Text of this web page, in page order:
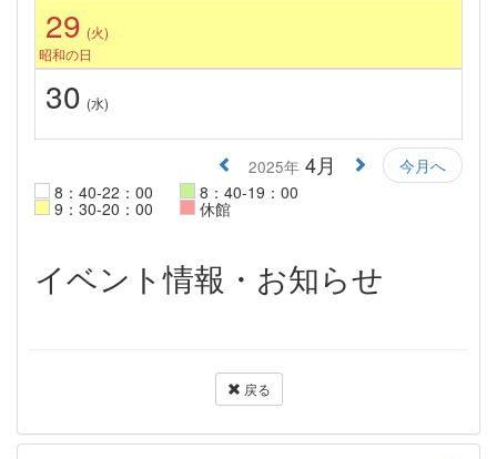
29 (火)
昭和の日
30 (水)
2025年 4月
今月へ
8：40-22：00
8：40-19：00
9：30-20：00 休館
イベント情報・お知らせ
戻る